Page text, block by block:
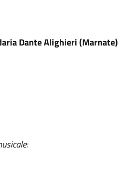
Dante Alighieri (Marnate)